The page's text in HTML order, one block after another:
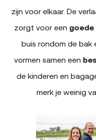
zijn voor elkaar. De
zorgt voor een goede
buis rondom de bak
vormen samen een
de kinderen en
merk je weinig